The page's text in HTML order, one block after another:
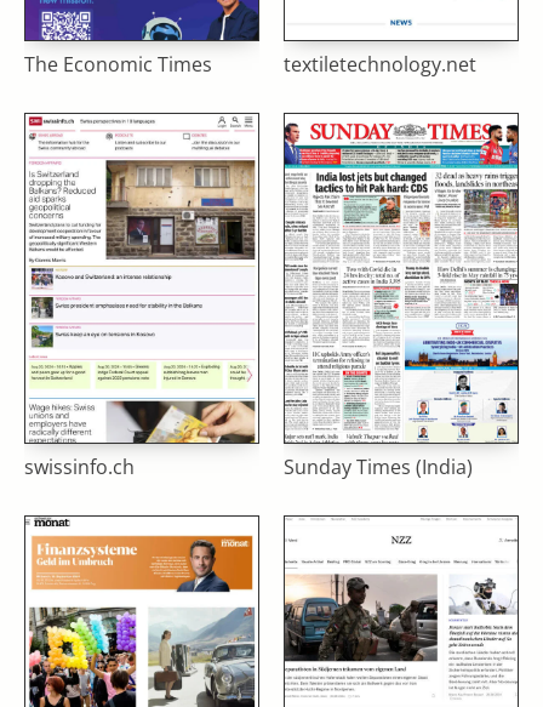
The Economic Times textiletechnology.net
swissinfo.ch Sunday Times (India)